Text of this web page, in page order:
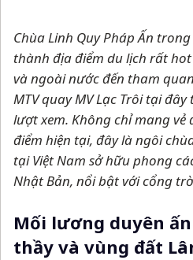
Chùa Linh Quy Pháp Ấn
thành địa điểm du lịch rất
và ngoài nước đến tham
MTV quay MV Lạc Trôi tại
lượt xem. Không chỉ mang vẻ
điểm hiện tại, đây là ngôi
tại Việt Nam sở hữu phong
Nhật Bản, nổi bật với cổng
Mối lương duyên
thầy và vùng đất